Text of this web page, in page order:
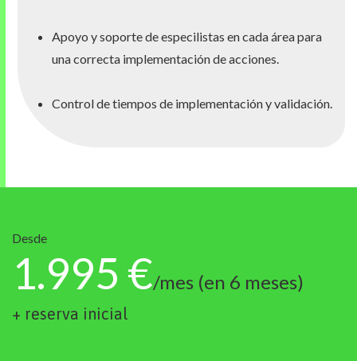
Apoyo y soporte de especilistas en cada área para
una correcta implementación de acciones.
Control de tiempos de implementación y validación.
Desde
1.995 €/mes (en 6 meses)
+ reserva inicial